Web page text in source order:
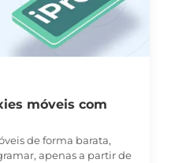
móveis com
de forma barata,
apenas a partir de